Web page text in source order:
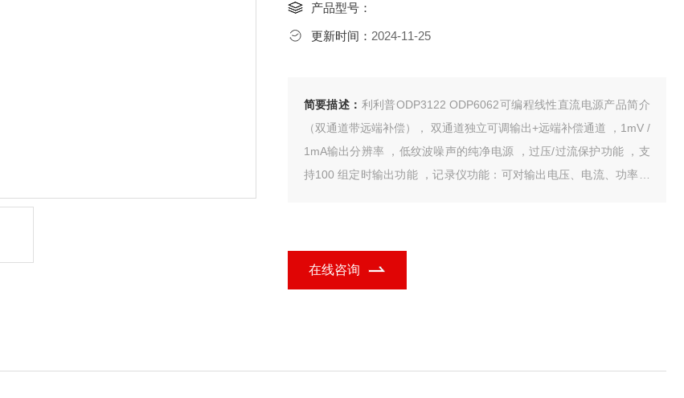
产品型号：
更新时间： 2024-11-25
简要描述： 利利普ODP3122 ODP6062可编程线性直流电源产品简介
（双通道带远端补偿）， 双通道独立可调输出+远端补偿通道 ，1mV /
1mA输出分辨率 ，低纹波噪声的纯净电源 ，过压/过流保护功能 ，支
持100 组定时输出功能 ，记录仪功能：可对输出电压、电流、功率情
在线咨询